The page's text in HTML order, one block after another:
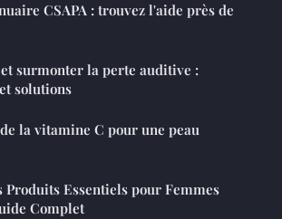
CSAPA : trouvez l'aide près de
surmonter la perte auditive :
solutions
la vitamine C pour une peau
Essentiels pour Femmes
Complet